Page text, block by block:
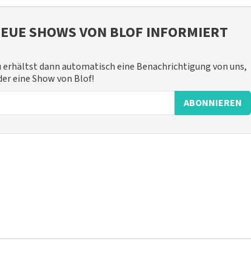
SHOWS VON BLOF INFORMIERT
erhältst dann automatisch eine Benachrichtigung von uns,
eine Show von Blof!
ABONNIEREN
nicht möglich, eine Bewertung abzugeben, wenn du keine